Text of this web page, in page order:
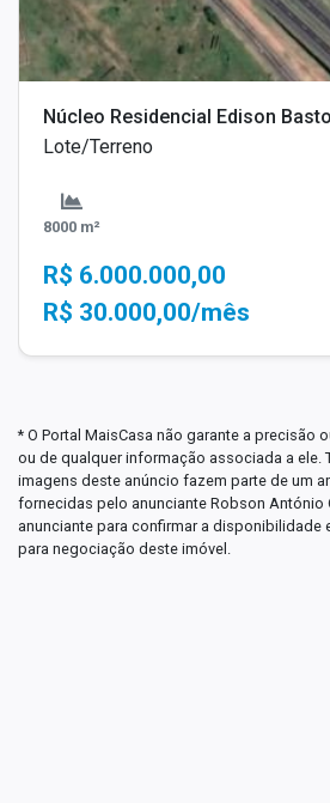
Lote/Terreno
8000 m²
R$ 6.000.000,00
R$ 30.000,00/mês
* O Portal MaisCasa não garante a precisão
ou de qualquer informação associada a ele.
imagens deste anúncio fazem parte de um
fornecidas pelo anunciante Robson António
anunciante para confirmar a disponibilidade
para negociação deste imóvel.